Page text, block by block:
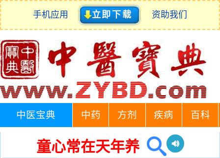
手机应用 立即下载 资助我们
中医宝典 中药 方剂 疾病 百科
童心常在天年养